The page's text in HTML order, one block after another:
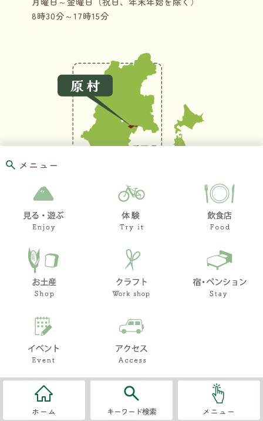
ホーム キーワード検索 メニュー
知りたい情報を検索
メニュー
8時30分～17時15分
お問い合わせ
このホームページ
著作権と免責事項に
ついて
プライバシーポリシ
© Village Hara